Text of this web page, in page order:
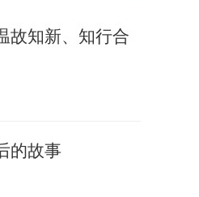
故知新、知行合
的故事